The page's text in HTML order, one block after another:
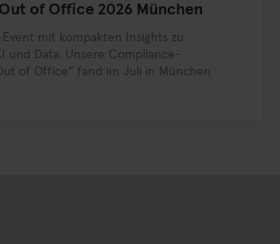
of Office 2026 München
Event mit kompakten Insights zu
und Data. Unsere Compliance-
of Office“ fand im Juli in München